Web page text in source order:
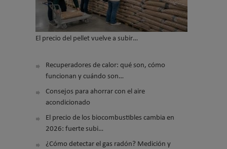
El precio del pellet vuelve a subir…
Recuperadores de calor: qué son, cómo
funcionan y cuándo son…
Consejos para ahorrar con el aire
acondicionado
El precio de los biocombustibles cambia en
2026: fuerte subi…
¿Cómo detectar el gas radón? Medición y